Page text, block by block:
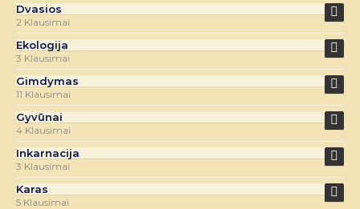
Dvasios
2 Klausimai
Ekologija
3 Klausimai
Gimdymas
11 Klausimai
Gyvūnai
4 Klausimai
Inkarnacija
3 Klausimai
Karas
5 Klausimai